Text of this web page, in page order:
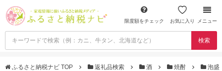
限度額をチェック お気に入り メニュー
検索
ふるさと納税ナビ TOP 返礼品検索 酒 焼酎 泡盛